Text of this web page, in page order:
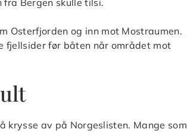
Osterfjorden og inn mot Mostraumen.
fjellsider før båten når området mot
krysse av på Norgeslisten. Mange som